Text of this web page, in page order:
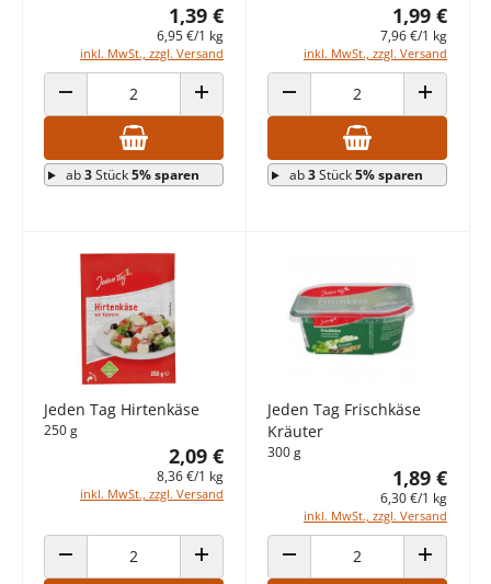
1,39 €
6,95 €/1 kg
inkl. MwSt., zzgl. Versand
ANZAHL VERRINGERN ANZAHL ERHÖHEN
ab3Stück5% sparen
1,99 €
7,96 €/1 kg
inkl. MwSt., zzgl. Versand
ANZAHL VERRINGERN ANZAHL
ab3Stück5% sparen
Jeden Tag Hirtenkäse
250 g
2,09 €
8,36 €/1 kg
inkl. MwSt., zzgl. Versand
ANZAHL VERRINGERN ANZAHL ERHÖHEN
Jeden Tag Frischkäse
Kräuter
300 g
1,89 €
6,30 €/1 kg
inkl. MwSt., zzgl. Versand
ANZAHL VERRINGERN ANZAHL